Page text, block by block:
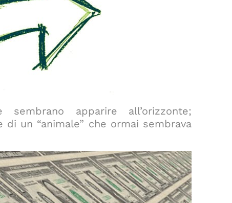
apparire all’orizzonte;
un “animale” che ormai sembrava